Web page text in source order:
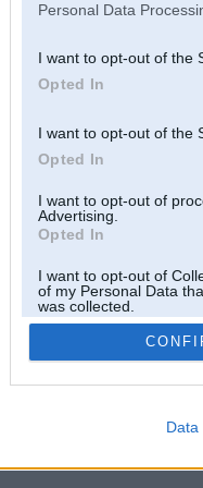
Personal Data
I want to opt-out of the
Opted In
I want to opt-out of the
Opted In
I want to opt-out of
Advertising.
Opted In
I want to opt-out of
of my Personal Data
was collected.
Opted Out
Data
Tas nav auto klubs un nav saistīts ar